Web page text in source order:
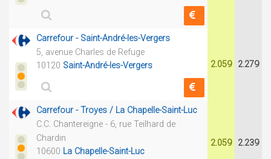
Carrefour - Saint-André-les-Vergers
5, avenue Charles de Refuge
10120 Saint-André-les-Vergers 2.059 2.279
Carrefour - Troyes / La Chapelle-Saint-Luc
C.C. Chantereigne - 6, rue Teilhard de
Chardin
10600 La Chapelle-Saint-Luc
2.059 2.239